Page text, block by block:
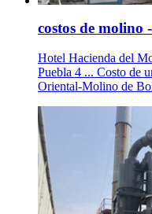
costos de
Hotel Hacienda del
Puebla 4 ... Costo de
Oriental-Molino de